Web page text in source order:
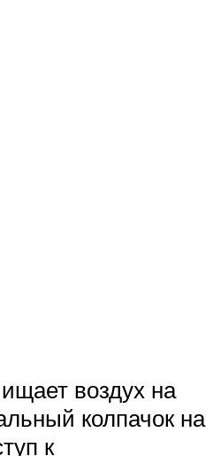
воздух на
колпачок на
к